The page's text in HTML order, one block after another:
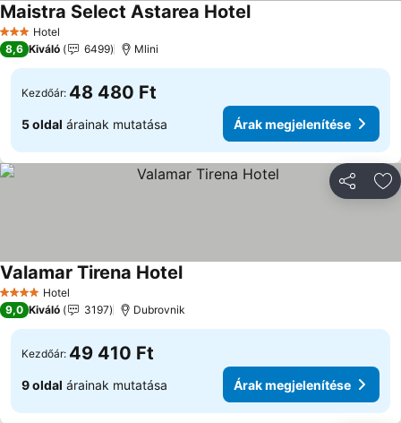
3 Kategória
Hotel
Maistra Select Astarea HotelÁrak megjelenítése
8,6 Kiváló 6499 Mlini
Kezdőár: 48 480 Ft
5 oldal árainak mutatása Árak megjelenítése
4 KategóriaHotel
Valamar Tirena HotelÁrak megjelenítése
9,0 Kiváló 3197 Dubrovnik
Kezdőár: 49 410 Ft
9 oldal árainak mutatása Árak megjelenítése